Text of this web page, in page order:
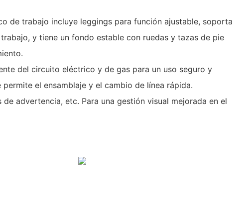
de trabajo incluye leggings para función ajustable, soporta
y tiene un fondo estable con ruedas y tazas de pie
del circuito eléctrico y de gas para un uso seguro y
el ensamblaje y el cambio de línea rápida.
de advertencia, etc. Para una gestión visual mejorada en el